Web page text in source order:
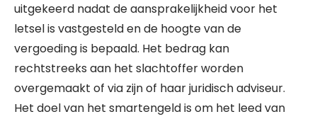
uitgekeerd nadat de aansprakelijkheid voor het
letsel is vastgesteld en de hoogte van de
vergoeding is bepaald. Het bedrag kan
rechtstreeks aan het slachtoffer worden
overgemaakt of via zijn of haar juridisch adviseur.
Het doel van het smartengeld is om het leed van